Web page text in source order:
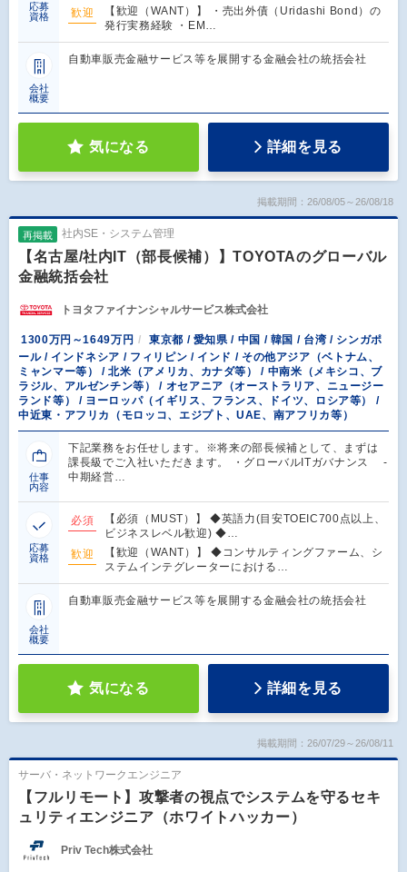
応募
資格
歓迎
【歓迎（WANT）】 ・売出外債（Uridashi Bond）の
発行実務経験 ・EM…
会社
概要
自動車販売金融サービス等を展開する金融会社の統括会社
気になる 詳細を見る
掲載期間：26/08/05～26/08/18
再掲載 社内SE・システム管理
【名古屋/社内IT（部長候補）】TOYOTAのグローバル
金融統括会社
トヨタファイナンシャルサービス株式会社
1300万円～1649万円
東京都 / 愛知県 / 中国 / 韓国 / 台湾 / シンガポ
ール / インドネシア / フィリピン / インド / その他アジア（ベトナム、
ミャンマー等） / 北米（アメリカ、カナダ等） / 中南米（メキシコ、ブ
ラジル、アルゼンチン等） / オセアニア（オーストラリア、ニュージー
ランド等） / ヨーロッパ（イギリス、フランス、ドイツ、ロシア等） /
中近東・アフリカ（モロッコ、エジプト、UAE、南アフリカ等）
仕事
内容
下記業務をお任せします。※将来の部長候補として、まずは
課長級でご入社いただきます。 ・グローバルITガバナンス ‐
中期経営…
応募
資格
必須
【必須（MUST）】 ◆英語力(目安TOEIC700点以上、
ビジネスレベル歓迎) ◆…
歓迎
【歓迎（WANT）】 ◆コンサルティングファーム、シ
ステムインテグレーターにおける…
会社
概要
自動車販売金融サービス等を展開する金融会社の統括会社
気になる 詳細を見る
掲載期間：26/07/29～26/08/11
サーバ・ネットワークエンジニア
【フルリモート】攻撃者の視点でシステムを守るセキ
ュリティエンジニア（ホワイトハッカー）
Priv Tech株式会社